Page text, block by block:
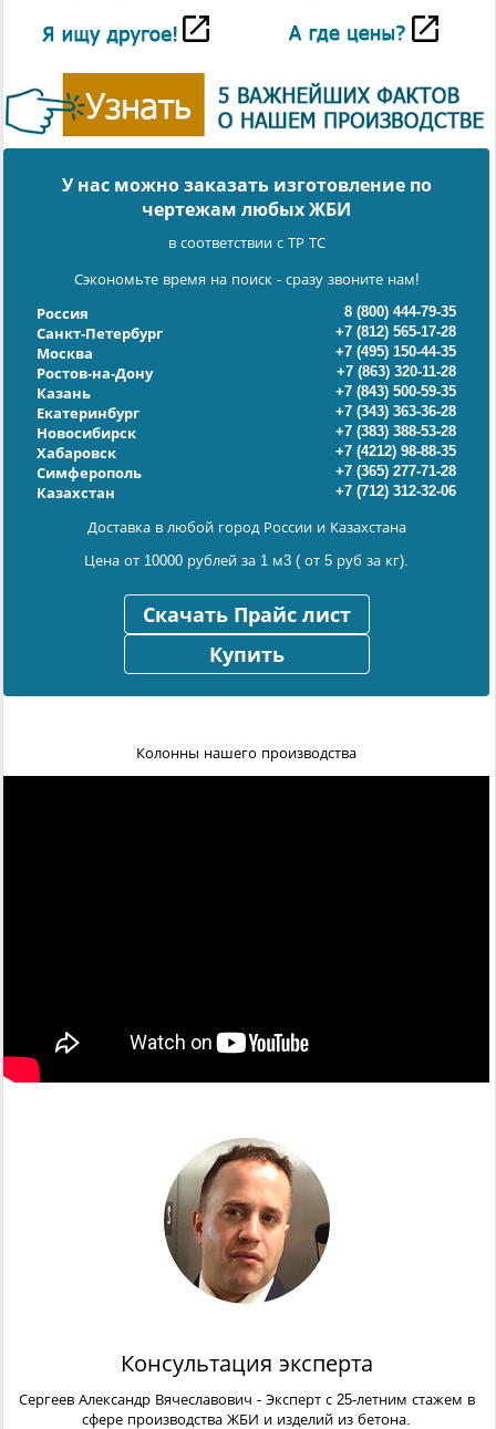
У нас можно заказать изготовление по
чертежам любых ЖБИ
в соответствии с ТР ТС
Сэкономьте время на поиск - сразу звоните нам!
Россия
8 (800) 444-79-35
Санкт-Петербург
+7 (812) 565-17-28
Москва
+7 (495) 150-44-35
Ростов-на-Дону
+7 (863) 320-11-28
Казань
+7 (843) 500-59-35
Екатеринбург
+7 (343) 363-36-28
Новосибирск
+7 (383) 388-53-28
Хабаровск
+7 (4212) 98-88-35
Симферополь
+7 (365) 277-71-28
Казахстан
+7 (712) 312-32-06
Доставка в любой город России и Казахстана
Цена от 10000 рублей за 1 м3 ( от 5 руб за кг).
Скачать Прайс лист
Купить
Колонны нашего производства
Консультация эксперта
Сергеев Александр Вячеславович - Эксперт с 25-летним стажем в
сфере производства ЖБИ и изделий из бетона.